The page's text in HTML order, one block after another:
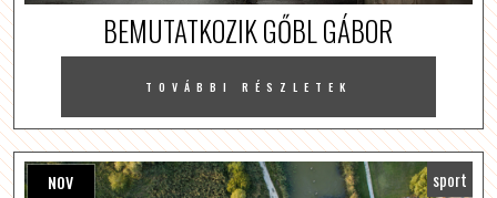
BEMUTATKOZIK GŐBL GÁBOR
TOVÁBBI RÉSZLETEK
NOV sport